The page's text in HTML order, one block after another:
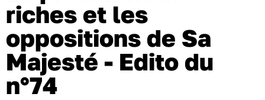
riches et les
oppositions de Sa
Majesté - Edito du
n°74